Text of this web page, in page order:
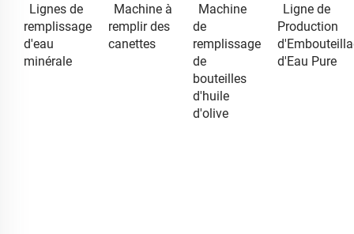
Lignes de
remplissage
d'eau
minérale
Machine à
remplir des
canettes
Machine
de
remplissage
de
bouteilles
d'huile
d'olive
Ligne de
Production
d'Eau Pure